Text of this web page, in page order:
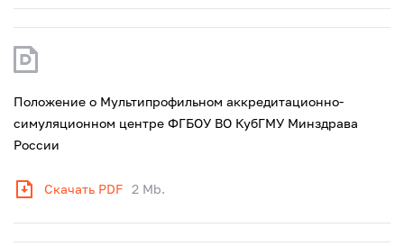
Положение о Мультипрофильном аккредитационно-
симуляционном центре ФГБОУ ВО КубГМУ Минздрава
России
Скачать PDF 2 Mb.